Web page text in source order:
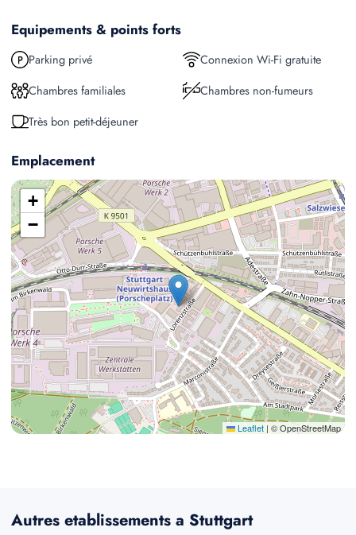
Equipements & points forts
Parking privé
Connexion Wi-Fi gratuite
Chambres familiales
Chambres non-fumeurs
Très bon petit-déjeuner
Emplacement
+
−
Leaflet | © OpenStreetMap
Autres etablissements a Stuttgart